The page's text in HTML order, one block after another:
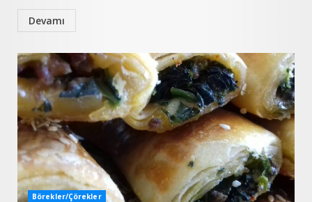
Devamı
Börekler/Çörekler